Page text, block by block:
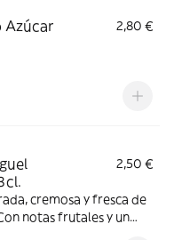
Azúcar
2,80 €
2,50 €
cremosa y fresca de
notas frutales y un